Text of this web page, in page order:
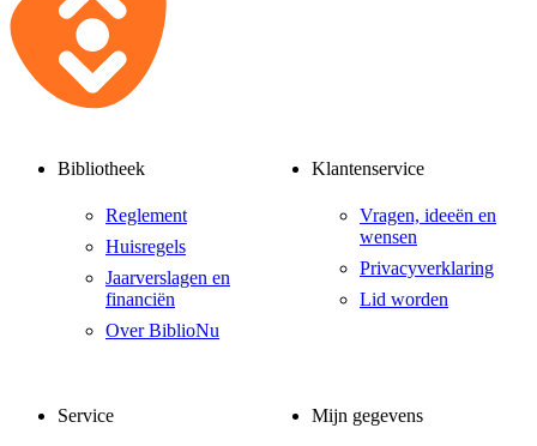
Bibliotheek
Reglement
Huisregels
Jaarverslagen en
financiën
Over BiblioNu
Klantenservice
Vragen, ideeën en
wensen
Privacyverklaring
Lid worden
Service Mijn gegevens